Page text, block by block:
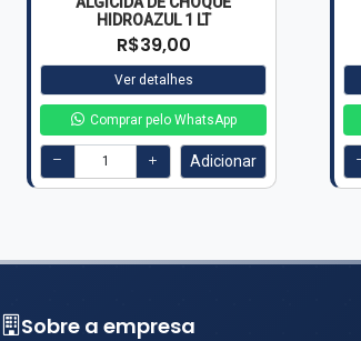
HIDROAZUL 1 LT
R$39,00
Ver detalhes
Comprar pelo WhatsApp
Adicionar
Sobre a empresa